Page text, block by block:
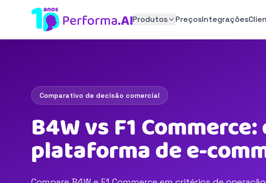
Produtos PreçosIntegrações
Comparativo de decisão comercial
B4W vs F1
plataforma de e-